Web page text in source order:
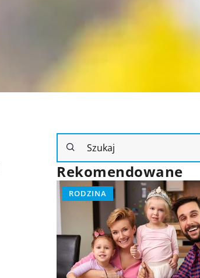
Rekomendowane
PORADY